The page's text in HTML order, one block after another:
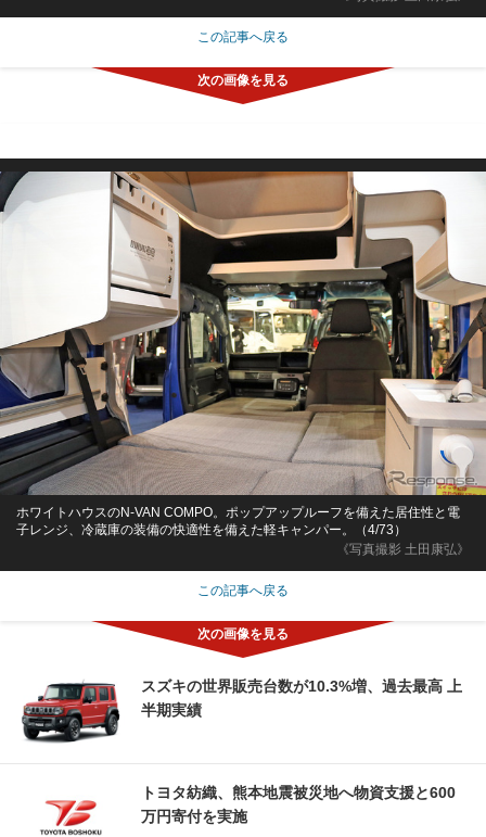
この記事へ戻る
《写真撮影 土田康弘》
ホワイトハウスのN-VAN COMPO。ポップアップルーフを備えた居住性と電
子レンジ、冷蔵庫の装備の快適性を備えた軽キャンパー。（4/73）
この記事へ戻る
スズキの世界販売台数が10.3%増、過去最高 上
半期実績
トヨタ紡織、熊本地震被災地へ物資支援と600
万円寄付を実施